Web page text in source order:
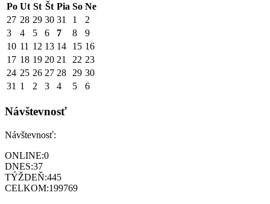
Po Ut St Št Pia So Ne
27 28 29 30 31 1
2
3
4 5 6 7 8
9
10 11 12 13 14 15 16
17 18 19 20 21 22 23
24 25 26 27 28 29 30
31 1 2 3 4 5 6
Návštevnosť
Návštevnosť:
ONLINE:0
DNES:37
TÝŽDEŇ:445
CELKOM:199769